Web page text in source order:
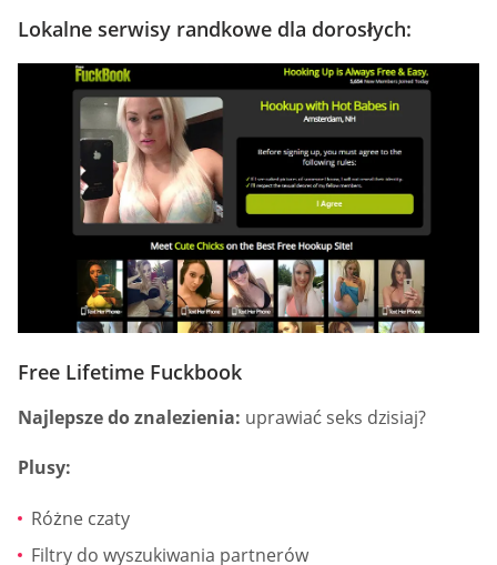
Lokalne serwisy randkowe dla dorosłych:
Free Lifetime Fuckbook
Najlepsze do znalezienia: uprawiać seks dzisiaj?
Plusy:
Różne czaty
Filtry do wyszukiwania partnerów